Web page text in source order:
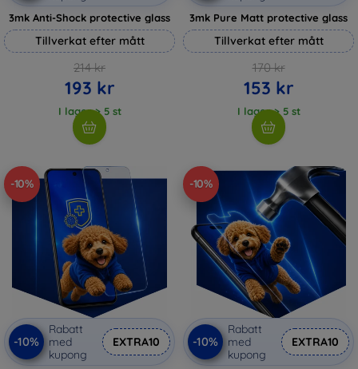
3mk Anti-Shock protective glass
Tillverkat efter mått
214 kr
193 kr
I lager > 5 st
3mk Pure Matt protective glass
Tillverkat efter mått
170 kr
153 kr
I lager > 5 st
-10%
-10%
Rabatt
med
kupong
EXTRA10
-10%
-10%
Rabatt
med
kupong
EXTRA10